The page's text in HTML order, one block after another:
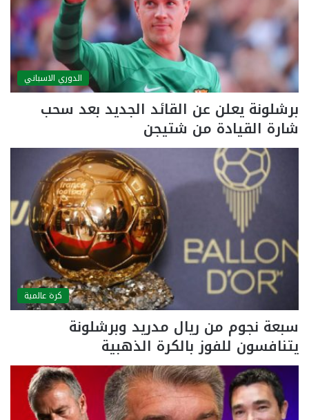
الدوري الاسباني
برشلونة يعلن عن القائد الجديد بعد سحب
شارة القيادة من شتيجن
كرة عالمية
سبعة نجوم من ريال مدريد وبرشلونة
يتنافسون للفوز بالكرة الذهبية